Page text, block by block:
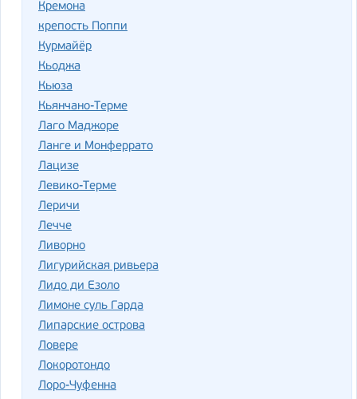
Кремона
крепость Поппи
Курмайёр
Кьоджа
Кьюза
Кьянчано-Терме
Лаго Маджоре
Ланге и Монферрато
Лацизе
Левико-Терме
Леричи
Лечче
Ливорно
Лигурийская ривьера
Лидо ди Езоло
Лимоне суль Гарда
Липарские острова
Ловере
Локоротондо
Лоро-Чуфенна